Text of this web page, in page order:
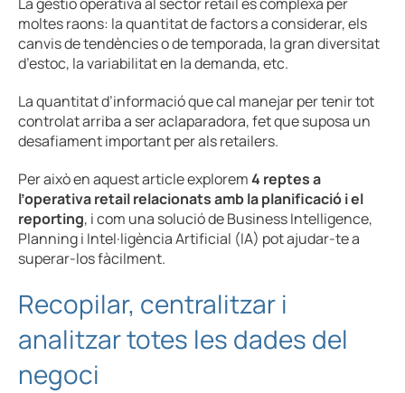
moltes raons: la quantitat de factors a considerar, els
canvis de tendències o de temporada, la gran diversitat
d’estoc, la variabilitat en la demanda, etc.
La quantitat d’informació que cal manejar per tenir tot
controlat arriba a ser aclaparadora, fet que suposa un
desafiament important per als retailers.
Per això en aquest article explorem4 reptes a
l’operativa retail relacionats amb la planificació i el
reporting, i com una solució de Business Intelligence,
Planning i Intel·ligència Artificial (IA) pot ajudar-te a
superar-los fàcilment.
Recopilar, centralitzar i
analitzar totes les dades del
negoci